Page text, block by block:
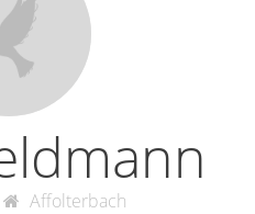
Affolterbach